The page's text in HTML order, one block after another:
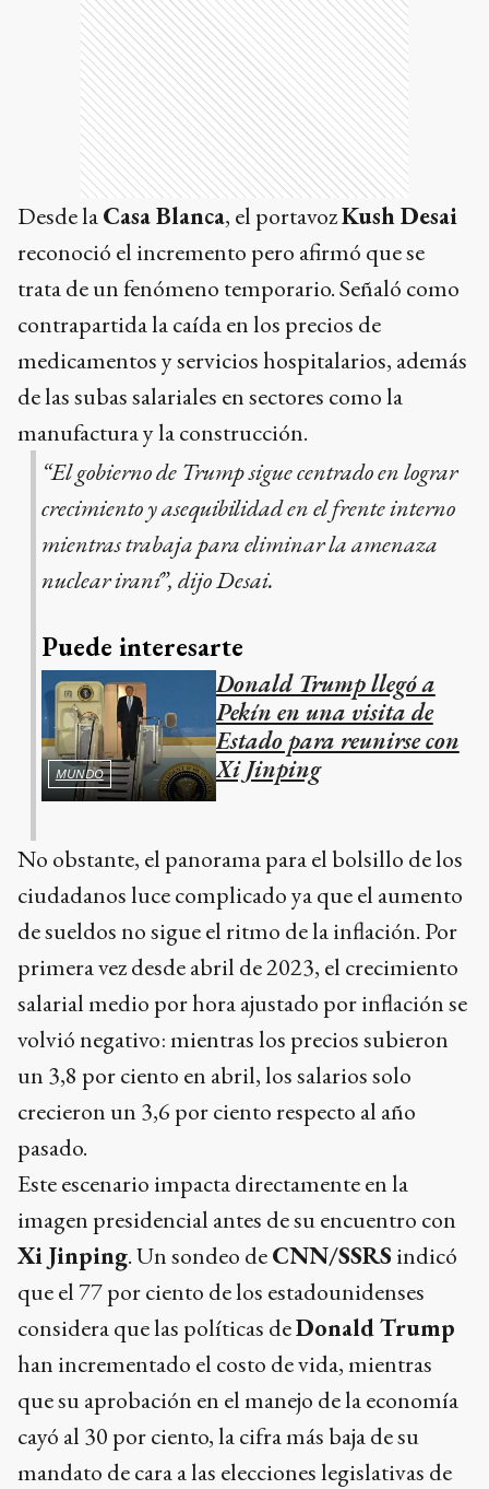
Desde laCasa Blanca, el portavozKush Desai
reconoció el incremento pero afirmó que se
trata de un fenómeno temporario. Señaló como
contrapartida la caída en los precios de
medicamentos y servicios hospitalarios, además
de las subas salariales en sectores como la
manufactura y la construcción.
“El gobierno de Trump sigue centrado en lograr
crecimiento y asequibilidad en el frente interno
mientras trabaja para eliminar la amenaza
nuclear iraní”, dijo Desai.
Puede interesarte
MUNDO
Donald Trump llegó a
Pekín en una visita de
Estado para reunirse con
Xi Jinping
No obstante, el panorama para el bolsillo de los
ciudadanos luce complicado ya que el aumento
de sueldos no sigue el ritmo de la inflación. Por
primera vez desde abril de 2023, el crecimiento
salarial medio por hora ajustado por inflación se
volvió negativo: mientras los precios subieron
un 3,8 por ciento en abril, los salarios solo
crecieron un 3,6 por ciento respecto al año
pasado.
Este escenario impacta directamente en la
imagen presidencial antes de su encuentro con
Xi Jinping. Un sondeo deCNN/SSRS indicó
que el 77 por ciento de los estadounidenses
considera que las políticas deDonald Trump
han incrementado el costo de vida, mientras
que su aprobación en el manejo de la economía
cayó al 30 por ciento, la cifra más baja de su
mandato de cara a las elecciones legislativas de